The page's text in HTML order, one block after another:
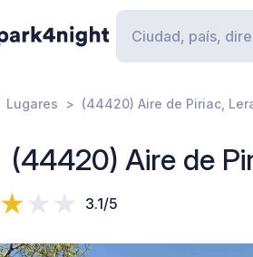
Lugares (44420) Aire de Piriac,
(44420) Aire de
3.1/5